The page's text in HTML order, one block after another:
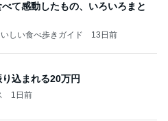
て感動したもの、いろいろまと
しい食べ歩きガイド 13日前
込まれる20万円
1日前